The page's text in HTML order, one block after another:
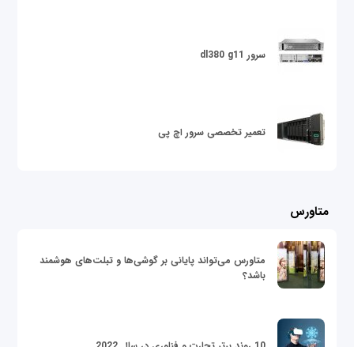
سرور dl380 g11
تعمیر تخصصی سرور اچ پی
متاورس
متاورس می‌تواند پایانی بر گوشی‌ها و تبلت‌های هوشمند
باشد؟